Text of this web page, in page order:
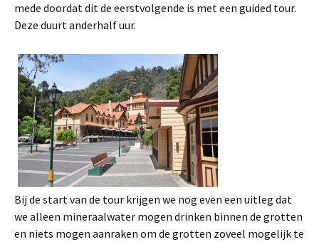
mede doordat dit de eerstvolgende is met een guided tour.
Deze duurt anderhalf uur.
Bij de start van de tour krijgen we nog even een uitleg dat
we alleen mineraalwater mogen drinken binnen de grotten
en niets mogen aanraken om de grotten zoveel mogelijk te